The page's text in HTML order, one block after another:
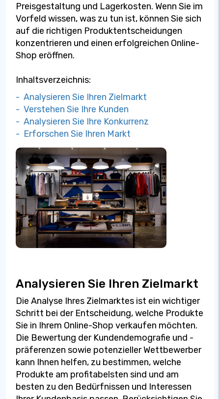
Preisgestaltung und Lagerkosten. Wenn Sie im
Vorfeld wissen, was zu tun ist, können Sie sich
auf die richtigen Produktentscheidungen
konzentrieren und einen erfolgreichen Online-
Shop eröffnen.
Inhaltsverzeichnis:
- Analysieren Sie Ihren Zielmarkt
- Verstehen Sie Ihre Kunden
- Analysieren Sie Ihre Konkurrenz
- Erforschen Sie Ihren Markt
Analysieren Sie Ihren Zielmarkt
Die Analyse Ihres Zielmarktes ist ein wichtiger
Schritt bei der Entscheidung, welche Produkte
Sie in Ihrem Online-Shop verkaufen möchten.
Die Bewertung der Kundendemografie und -
präferenzen sowie potenzieller Wettbewerber
kann Ihnen helfen, zu bestimmen, welche
Produkte am profitabelsten sind und am
besten zu den Bedürfnissen und Interessen